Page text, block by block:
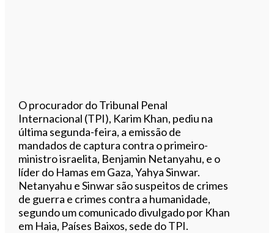
O procurador do Tribunal Penal
Internacional (TPI), Karim Khan, pediu na
última segunda-feira, a emissão de
mandados de captura contra o primeiro-
ministro israelita, Benjamin Netanyahu, e o
líder do Hamas em Gaza, Yahya Sinwar.
Netanyahu e Sinwar são suspeitos de crimes
de guerra e crimes contra a humanidade,
segundo um comunicado divulgado por Khan
em Haia, Países Baixos, sede do TPI.